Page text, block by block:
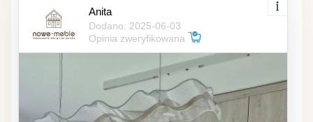
Anita
Dodano: 2025-06-03
Opinia zweryfikowana